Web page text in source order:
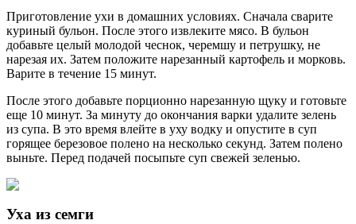
Приготовление ухи в домашних условиях. Сначала сварите
куриный бульон. После этого извлеките мясо. В бульон
добавьте целый молодой чеснок, черемшу и петрушку, не
нарезая их. Затем положите нарезанный картофель и морковь.
Варите в течение 15 минут.
После этого добавьте порционно нарезанную щуку и готовьте
еще 10 минут. За минуту до окончания варки удалите зелень
из супа. В это время влейте в уху водку и опустите в суп
горящее березовое полено на несколько секунд. Затем полено
выньте. Перед подачей посыпьте суп свежей зеленью.
Уха из семги